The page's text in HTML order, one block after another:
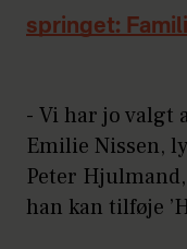
springet:
- Vi har jo valgt
Emilie Nissen,
Peter
han kan tilføje